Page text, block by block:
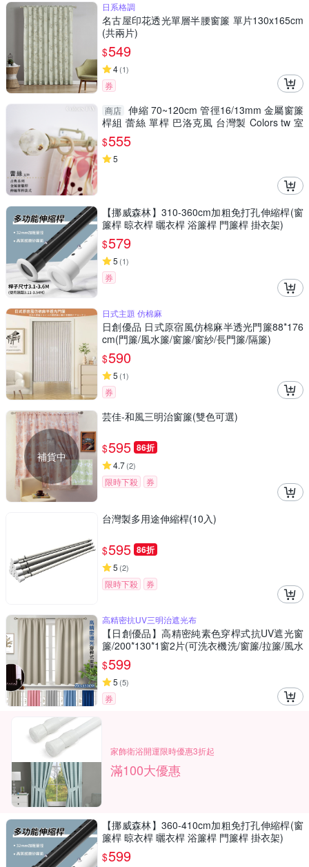
日系格調
名古屋印花透光單層半腰窗簾 單片130x165cm
(共兩片)
$549
4(1)
券
商店 伸縮 70~120cm 管徑16/13mm 金屬窗簾
桿組 蕾絲 單桿 巴洛克風 台灣製 Colors tw 室
內裝潢
$555
5
【挪威森林】310-360cm加粗免打孔伸縮桿(窗
簾桿 晾衣桿 曬衣桿 浴簾桿 門簾桿 掛衣架)
$579
5 (1)
券
日式主題 仿棉麻
日創優品 日式原宿風仿棉麻半透光門簾88*176
cm(門簾/風水簾/窗簾/窗紗/長門簾/隔簾)
$590
5 (1)
券
補貨中
芸佳-和風三明治窗簾(雙色可選)
$595 86折
4.7(2)
限時下殺 券
台灣製多用途伸縮桿(10入)
$595 86折
5 (2)
限時下殺 券
高精密抗UV三明治遮光布
【日創優品】高精密純素色穿桿式抗UV遮光窗
簾/200*130*1窗2片(可洗衣機洗/窗簾/拉簾/風水
簾/門簾) 售價599元
$599
5 (5)
券
家飾衛浴開運限時優惠3折起
滿100大優惠
【挪威森林】360-410cm加粗免打孔伸縮桿(窗
簾桿 晾衣桿 曬衣桿 浴簾桿 門簾桿 掛衣架)
$599